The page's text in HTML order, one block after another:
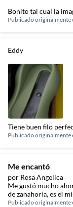
Bonito tal cual la
Publicado originalmente
Eddy
Tiene buen filo
Publicado originalmente
Me encantó
por Rosa Angelica
Me gustó mucho
de zanahoria, es el
Publicado originalmente